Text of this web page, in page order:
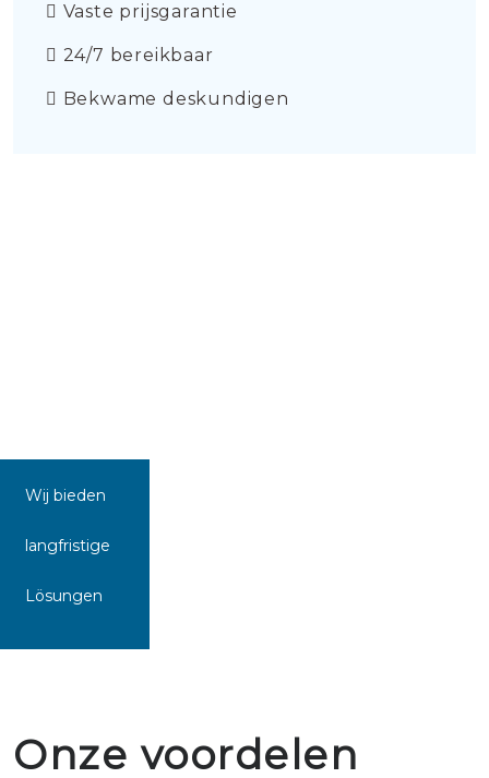
Vaste prijsgarantie
24/7 bereikbaar
Bekwame deskundigen
Wij bieden
langfristige
Lösungen
Onze voordelen